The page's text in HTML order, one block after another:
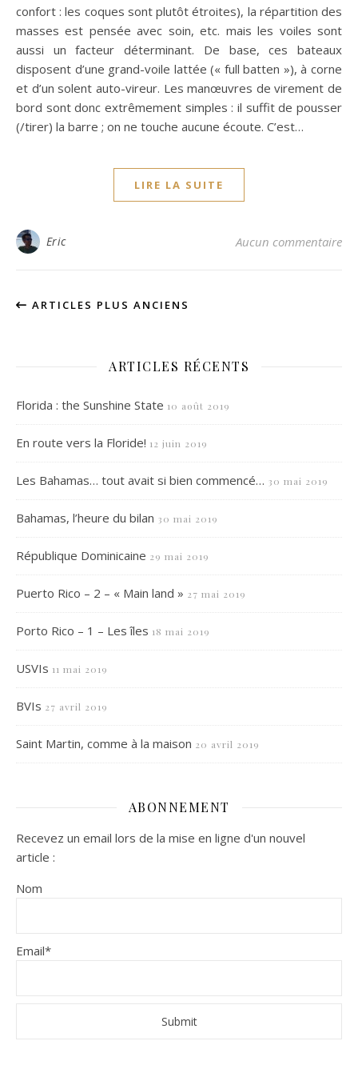
confort : les coques sont plutôt étroites), la répartition des
masses est pensée avec soin, etc. mais les voiles sont
aussi un facteur déterminant. De base, ces bateaux
disposent d’une grand-voile lattée (« full batten »), à corne
et d’un solent auto-vireur. Les manœuvres de virement de
bord sont donc extrêmement simples : il suffit de pousser
(/tirer) la barre ; on ne touche aucune écoute. C’est…
LIRE LA SUITE
Eric Aucun commentaire
ARTICLES PLUS ANCIENS
ARTICLES RÉCENTS
Florida : the Sunshine State 10 août 2019
En route vers la Floride! 12 juin 2019
Les Bahamas… tout avait si bien commencé… 30 mai 2019
Bahamas, l’heure du bilan 30 mai 2019
République Dominicaine 29 mai 2019
Puerto Rico – 2 – « Main land » 27 mai 2019
Porto Rico – 1 – Les îles 18 mai 2019
USVIs 11 mai 2019
BVIs 27 avril 2019
Saint Martin, comme à la maison 20 avril 2019
ABONNEMENT
Recevez un email lors de la mise en ligne d'un nouvel
article :
Nom
Email*